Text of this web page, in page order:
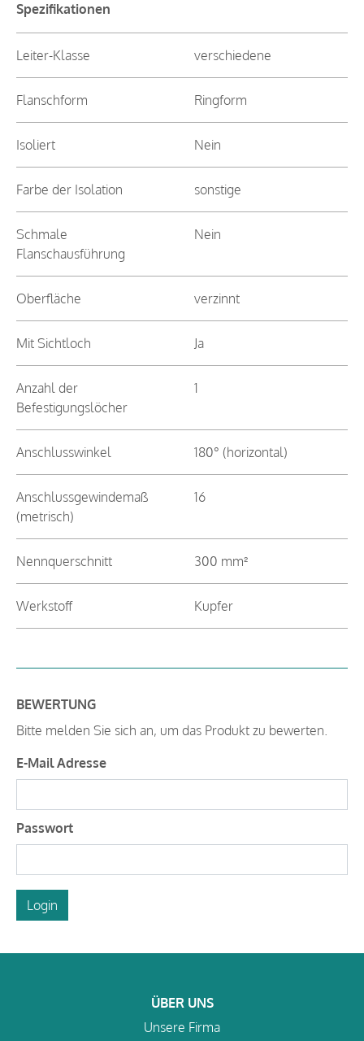
Spezifikationen
Leiter-Klasse verschiedene
Flanschform Ringform
Isoliert Nein
Farbe der Isolation sonstige
Schmale
Flanschausführung
Nein
Oberfläche verzinnt
Mit Sichtloch Ja
Anzahl der
Befestigungslöcher
1
Anschlusswinkel 180° (horizontal)
Anschlussgewindemaß
(metrisch)
16
Nennquerschnitt 300 mm²
Werkstoff Kupfer
BEWERTUNG
Bitte melden Sie sich an, um das Produkt zu bewerten.
E-Mail Adresse
Passwort
Login
ÜBER UNS
Unsere Firma